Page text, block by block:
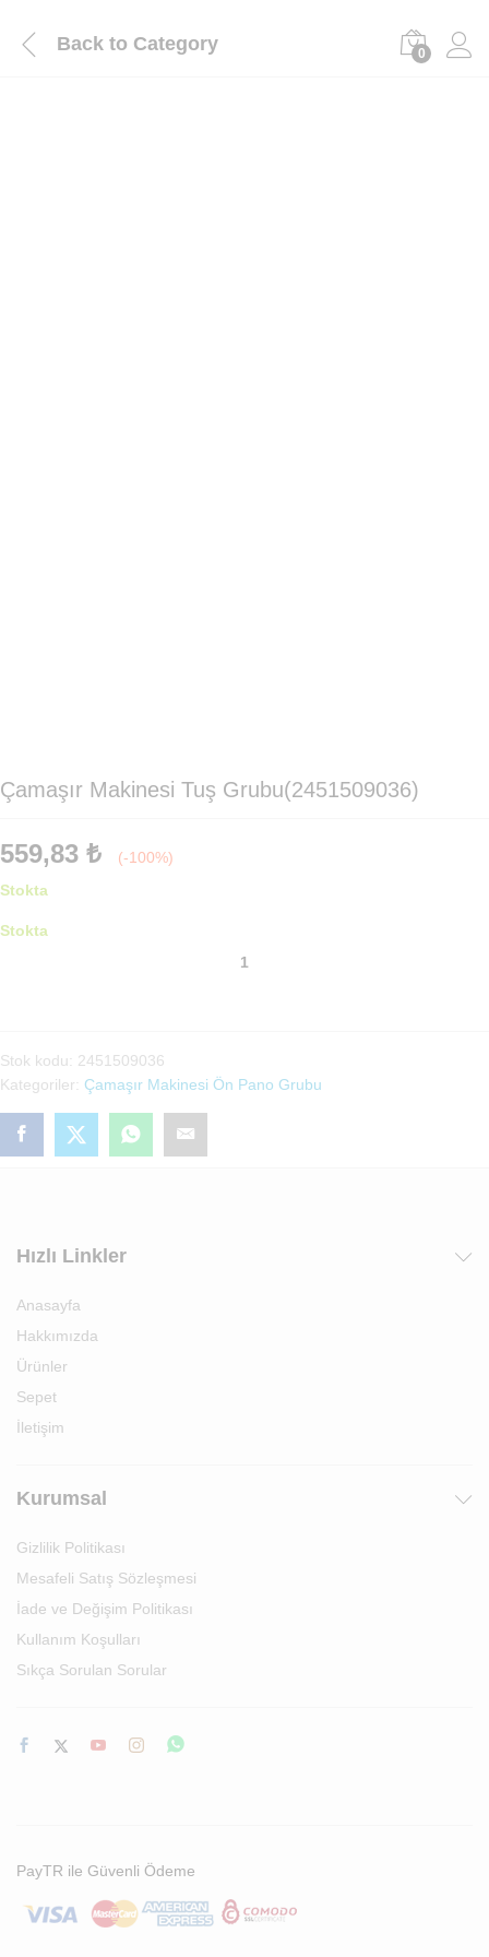
Back to Category 0
Çamaşır Makinesi Tuş Grubu(2451509036)
559,83 ₺
(-100%)
Stokta
Stokta
Stok kodu: 2451509036
Kategoriler: Çamaşır Makinesi Ön Pano Grubu
Hızlı Linkler
Anasayfa
Hakkımızda
Ürünler
Sepet
İletişim
Kurumsal
Gizlilik Politikası
Mesafeli Satış Sözleşmesi
İade ve Değişim Politikası
Kullanım Koşulları
Sıkça Sorulan Sorular
PayTR ile Güvenli Ödeme